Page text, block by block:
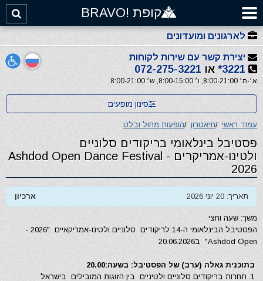
קופת !BRAVO
לארגונים ומועדונים
יצירת קשר עם שירות לקוחות
3221* או 072-275-3221
א׳-ה׳ 8:00-21:00, ו׳ 8:00-15:00, ש׳ 8:00-21:00
סינון מופעים
עמוד ראשי /תיאטרון /הופעות מחול ובלט
פסטיבל בינלאומי בריקודים סלוניים
ולטינו-אמריקרים - Ashdod Open Dance Festival
2026
ארכיון תאריך: 20 יוני 2026
משך: שעה וחצי
הפסטיבל הבינלאומי ה-14 לריקודים סלוניים ולטינו-אמריקאיים "2026 -
Ashdod Open" ב20.06.2026
בתוכנית גאלה (ערב) של הפסטיבל: בשעה:20.00